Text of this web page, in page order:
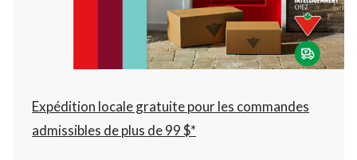
à
22:00
cliquer
pour
changer
Expédition locale gratuite pour les commandes
admissibles de plus de 99 $*